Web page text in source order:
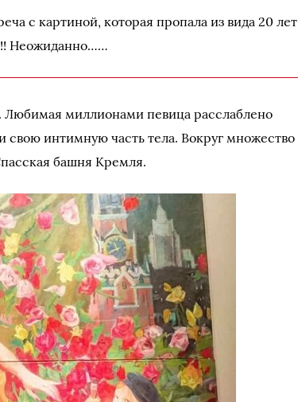
с картиной, которая пропала из вида 20 лет
Неожиданно……
Любимая миллионами певица расслаблено
свою интимную часть тела. Вокруг множество
башня Кремля.